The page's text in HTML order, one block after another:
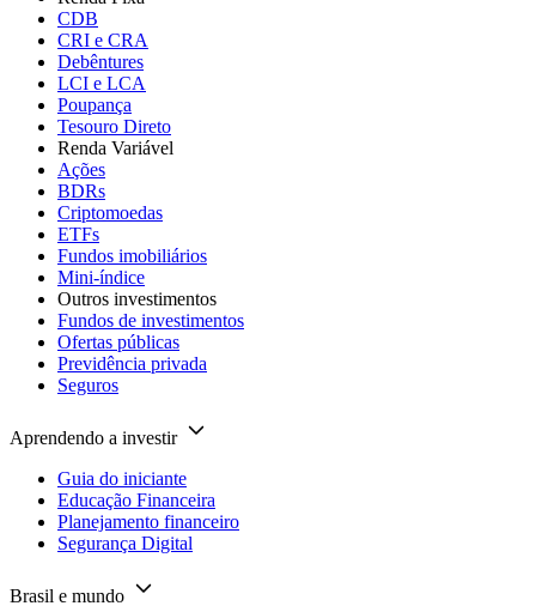
CDB
CRI e CRA
Debêntures
LCI e LCA
Poupança
Tesouro Direto
Renda Variável
Ações
BDRs
Criptomoedas
ETFs
Fundos imobiliários
Mini-índice
Outros investimentos
Fundos de investimentos
Ofertas públicas
Previdência privada
Seguros
Aprendendo a investir
Guia do iniciante
Educação Financeira
Planejamento financeiro
Segurança Digital
Brasil e mundo